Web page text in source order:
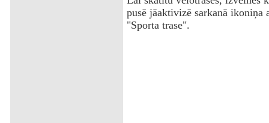
pusē jāaktivizē sarkanā ikoniņa
"Sporta trase".